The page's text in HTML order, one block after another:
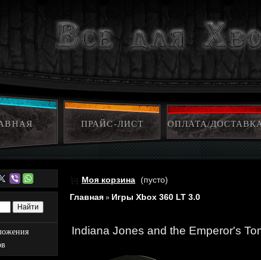
ПРАЙС-ЛИСТ ОПЛАТА/
Моя корзина (пусто)
Главная » Игры Xbox 360 LT 3.0
Indiana Jones and the Emperor's